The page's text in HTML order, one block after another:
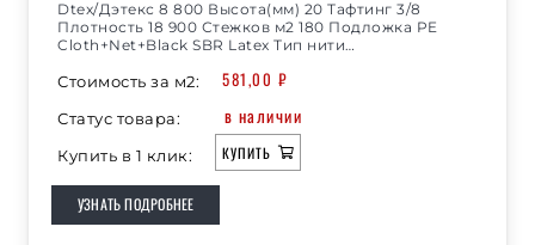
Dtex/Дэтекс 8 800 Высота(мм) 20 Тафтинг 3/8
Плотность 18 900 Стежков м2 180 Подложка PE
Cloth+Net+Black SBR Latex Тип нити…
Стоимость за м2: 581,00 ₽
Статус товара: в наличии
Купить в 1 клик: КУПИТЬ
УЗНАТЬ ПОДРОБНЕЕ